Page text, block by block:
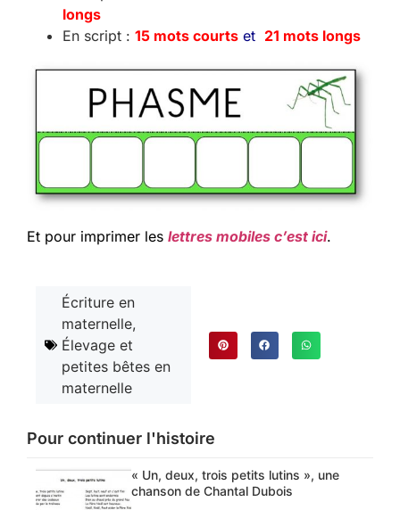
longs
En script : 15 mots courts et 21 mots longs
Et pour imprimer les lettres mobiles c’est ici.
Écriture en
maternelle,
Élevage et
petites bêtes en
maternelle
Pour continuer l'histoire
« Un, deux, trois petits lutins », une
chanson de Chantal Dubois